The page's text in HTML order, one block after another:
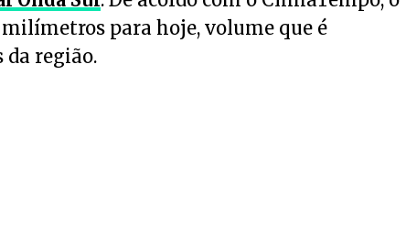
para hoje, volume que é
da região.